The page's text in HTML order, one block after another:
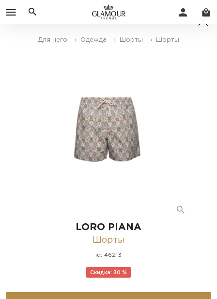
Для него › Одежда › Шорты › Шорты
LORO PIANA
Шорты
id: 46213
Скидка: 30 %